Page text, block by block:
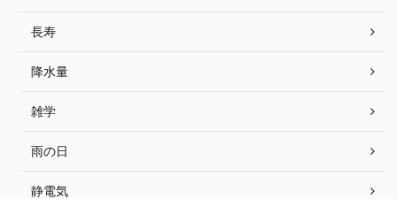
長寿
降水量
雑学
雨の日
静電気